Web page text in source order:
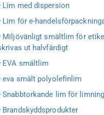
Lim med dispersion
Lim för e-
Miljövänligt smältlim för
ut halvfärdigt
EVA smältlim
eva smält polyolefinlim
Snabbtorkande lim för
Brandskyddsprodukter